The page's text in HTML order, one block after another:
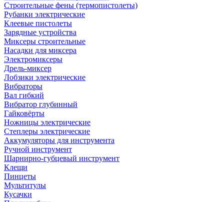
Строительные фены (термопистолеты)
Рубанки электрические
Клеевые пистолеты
Зарядные устройства
Миксеры строительные
Насадки для миксера
Электромиксеры
Дрель-миксер
Лобзики электрические
Вибраторы
Вал гибкий
Вибратор глубинный
Гайковёрты
Ножницы электрические
Степлеры электрические
Аккумуляторы для инструмента
Ручной инструмент
Шарнирно-губцевый инструмент
Клещи
Пинцеты
Мультитулы
Кусачки